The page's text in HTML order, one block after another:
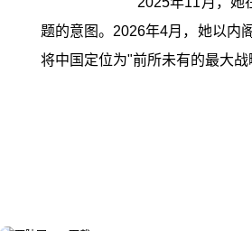
题的意图。2026年4月，她以内
将中国定位为"前所未有的最大战